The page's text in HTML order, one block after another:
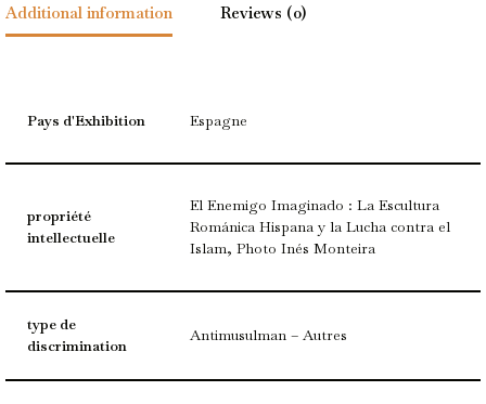
Additional information Reviews (0)
Pays d'Exhibition Espagne
propriété
intellectuelle
El Enemigo Imaginado : La Escultura
Románica Hispana y la Lucha contra el
Islam, Photo Inés Monteira
type de
discrimination
Antimusulman – Autres